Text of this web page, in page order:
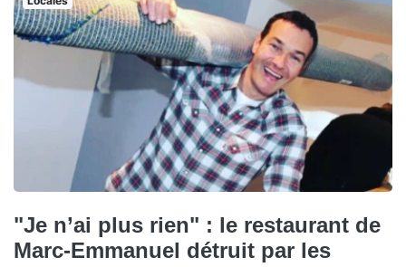
"Je n’ai plus rien" : le restaurant de
Marc-Emmanuel détruit par les